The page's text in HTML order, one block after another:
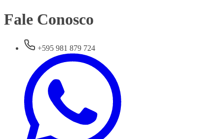
Fale Conosco
+595 981 879 724